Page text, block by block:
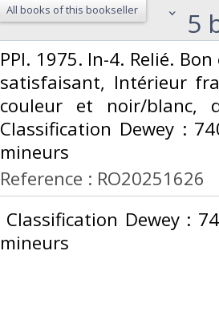
All books of this bookseller 5
‎PPI. 1975. In-4. Relié.
satisfaisant, Intérieur
couleur et noir/
Classification Dewey :
mineurs‎
Reference : RO20251626
Classification Dewey :
mineurs‎